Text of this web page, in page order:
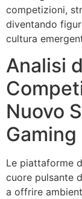
competizioni,
diventando
cultura
Analisi
Nuovo
Le piattaforme
cuore pulsante
a offrire